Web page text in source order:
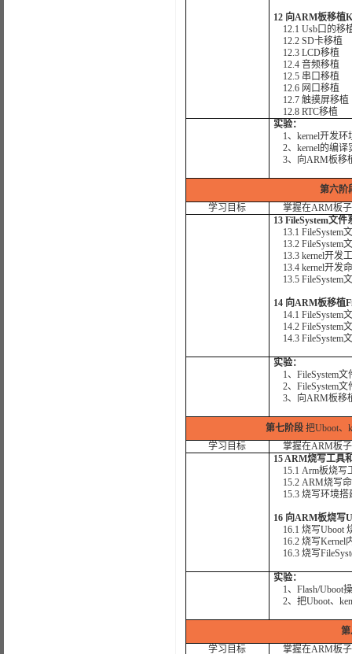
12 向ARM板移植
12.1 Usb口的移
12.2 SD卡移植
12.3 LCD移植
12.4 音频移植
12.5 串口移植
12.6 网口移植
12.7 触摸屏移植
12.8 RTC移植
实验：
1、kernel开发环
2、kernel的编译
3、向ARM板移
第六阶
学习目标
掌握在ARM板子
13 FileSystem文件
13.1 FileSystem
13.2 FileSystem
13.3 kernel开发
13.4 kernel开发
13.5 FileSystem
14 向ARM板移植
14.1 FileSystem
14.2 FileSystem
14.3 FileSystem
实验：
1、FileSystem文
2、FileSystem文
3、向ARM板移
第七阶段把Uboot、
学习目标
掌握在ARM板子
15 ARM烧写工具
15.1 Arm板烧写
15.2 ARM烧写
15.3 烧写环境搭
16 向ARM板烧写
16.1 烧写Uboot
16.2 烧写Kernel
16.3 烧写
实验：
1、Flash/Uboot
2、把Uboot、
第
学习目标
掌握在ARM板子